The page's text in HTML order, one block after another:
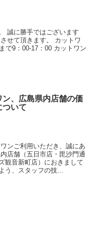
誠に勝手ではございます
せて頂きます。 カットワ
で9：00-17：00 カットワン
ン、広島県内店舗の価
ついて
ンご利用いただき、誠にあ
店舗（五日市店・毘沙門通
観音新町店）におきまして
う、スタッフの技...